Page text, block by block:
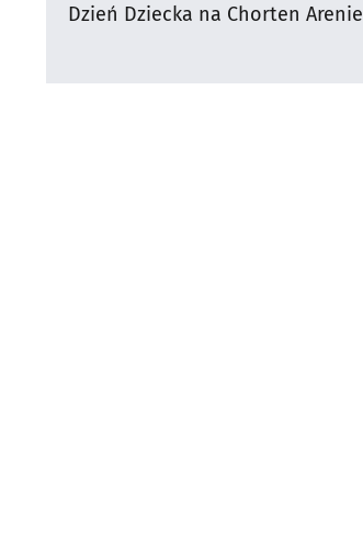
Dzień Dziecka na Chorten Arenie